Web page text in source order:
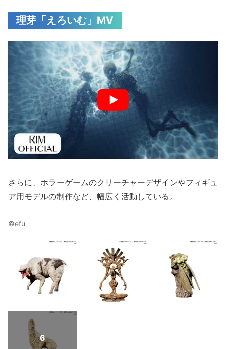
理芽「えろいむ」MV
さらに、ホラーゲームのクリーチャーデザインやフィギュ
ア用モデルの制作など、幅広く活動している。
©︎efu
6